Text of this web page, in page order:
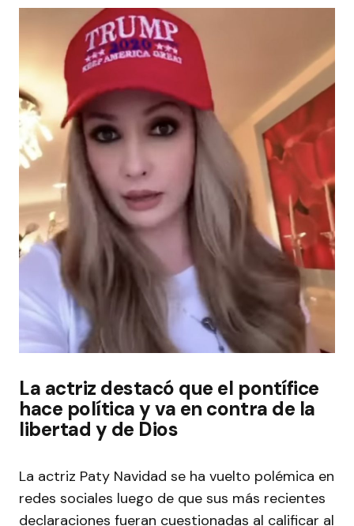
La actriz destacó que el pontífice
hace política y va en contra de la
libertad y de Dios
La actriz Paty Navidad se ha vuelto polémica en
redes sociales luego de que sus más recientes
declaraciones fueran cuestionadas al calificar al